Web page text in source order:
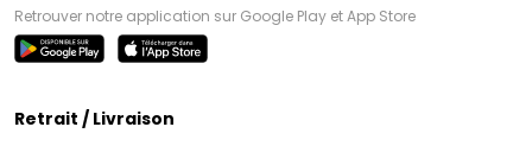
Retrouver notre application sur Google Play et App Store
Retrait / Livraison